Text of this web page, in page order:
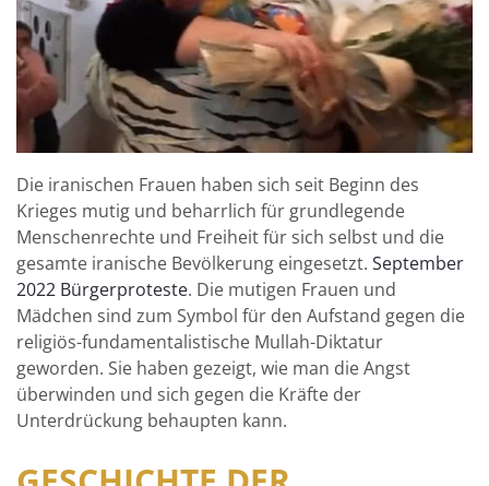
Die iranischen Frauen haben sich seit Beginn des
Krieges mutig und beharrlich für grundlegende
Menschenrechte und Freiheit für sich selbst und die
gesamte iranische Bevölkerung eingesetzt. September
2022 Bürgerproteste. Die mutigen Frauen und
Mädchen sind zum Symbol für den Aufstand gegen die
religiös-fundamentalistische Mullah-Diktatur
geworden. Sie haben gezeigt, wie man die Angst
überwinden und sich gegen die Kräfte der
Unterdrückung behaupten kann.